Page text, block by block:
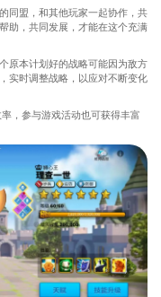
同盟，和其他玩家一起协作，共
助，共同发展，才能在这个充满
原本计划好的战略可能因为敌方
实时调整战略，以应对不断变化
，参与游戏活动也可获得丰富